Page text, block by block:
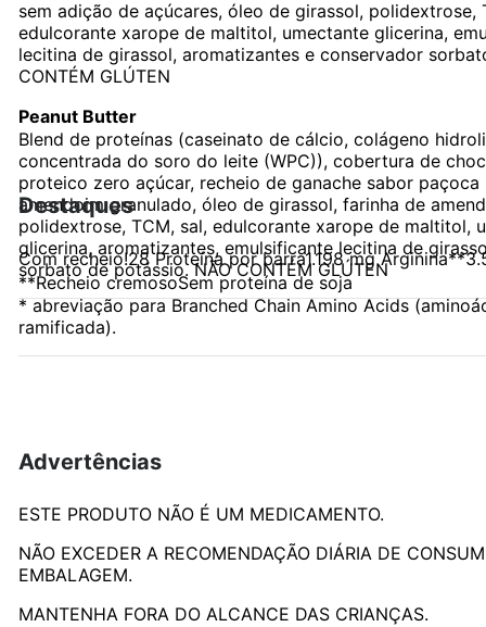
sem adição de açúcares, óleo de girassol, polidextrose,
edulcorante xarope de maltitol, umectante glicerina,
lecitina de girassol, aromatizantes e conservador
CONTÉM GLÚTEN
Peanut Butter
Blend de proteínas (caseinato de cálcio, colágeno
concentrada do soro do leite (WPC)), cobertura de
proteico zero açúcar, recheio de ganache sabor paçoca
amendoim granulado, óleo de girassol, farinha de
polidextrose, TCM, sal, edulcorante xarope de maltitol,
glicerina, aromatizantes, emulsificante lecitina de
sorbato de potássio. NÃO CONTÉM GLÚTEN
Destaques
Com recheio!28 Proteína por barra1.198 mg
**Recheio cremosoSem proteína de soja
* abreviação para Branched Chain Amino Acids
ramificada).
Advertências
ESTE PRODUTO NÃO É UM MEDICAMENTO.
NÃO EXCEDER A RECOMENDAÇÃO DIÁRIA DE
EMBALAGEM.
MANTENHA FORA DO ALCANCE DAS CRIANÇAS.